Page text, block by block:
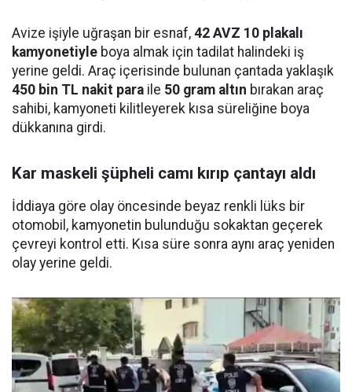
Avize işiyle uğraşan bir esnaf, 42 AVZ 10 plakalı
kamyonetiyle boya almak için tadilat halindeki iş
yerine geldi. Araç içerisinde bulunan çantada yaklaşık
450 bin TL nakit para ile 50 gram altın bırakan araç
sahibi, kamyoneti kilitleyerek kısa süreliğine boya
dükkanına girdi.
Kar maskeli şüpheli camı kırıp çantayı aldı
İddiaya göre olay öncesinde beyaz renkli lüks bir
otomobil, kamyonetin bulunduğu sokaktan geçerek
çevreyi kontrol etti. Kısa süre sonra aynı araç yeniden
olay yerine geldi.